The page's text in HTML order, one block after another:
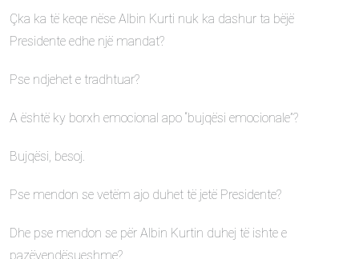
Çka ka të keqe nëse Albin Kurti nuk ka dashur ta bëjë
Presidente edhe një mandat?
Pse ndjehet e tradhtuar?
A është ky borxh emocional apo “bujqësi emocionale”?
Bujqësi, besoj.
Pse mendon se vetëm ajo duhet të jetë Presidente?
Dhe pse mendon se për Albin Kurtin duhej të ishte e
pazëvendësueshme?